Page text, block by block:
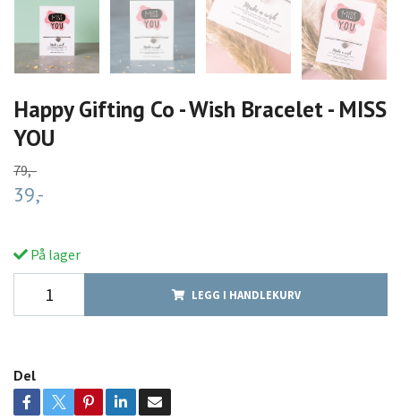
Happy Gifting Co - Wish Bracelet - MISS
YOU
79,-
39,-
På lager
LEGG I HANDLEKURV
Del